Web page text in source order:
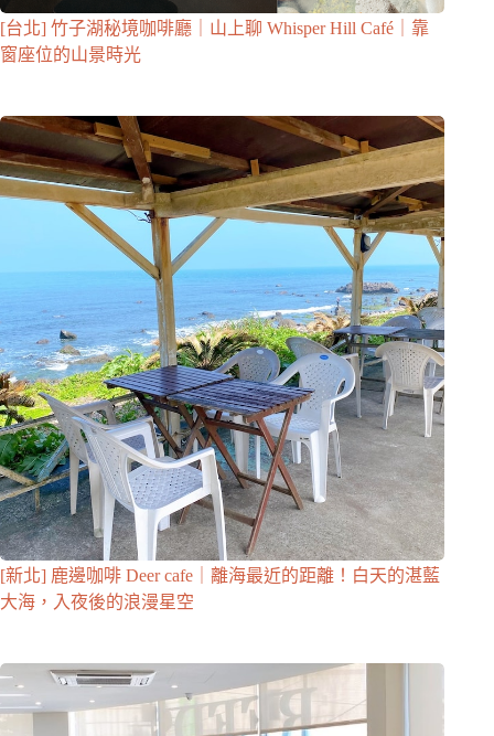
[台北] 竹子湖秘境咖啡廳｜山上聊 Whisper Hill Café｜靠
窗座位的山景時光
[新北] 鹿邊咖啡 Deer cafe｜離海最近的距離！白天的湛藍
大海，入夜後的浪漫星空